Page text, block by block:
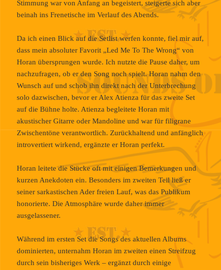
Stimmung war von Anfang an begeistert, steigerte sich aber
beinah ins Frenetische im Verlauf des Abends.
Da ich einen Blick auf die Setlist werfen konnte, fiel mir auf,
dass mein absoluter Favorit „Led Me To The Wrong“ von
Horan übersprungen wurde. Ich nutzte die Pause daher, um
nachzufragen, ob er den Song noch spielt. Horan nahm den
Wunsch auf und schob ihn direkt nach der Unterbrechung
solo dazwischen, bevor er Alex Atienza für das zweite Set
auf die Bühne holte. Atienza begleitete Horan mit
akustischer Gitarre oder Mandoline und war für filigrane
Zwischentöne verantwortlich. Zurückhaltend und anfänglich
introvertiert wirkend, ergänzte er Horan perfekt.
Horan leitete die Stücke oft mit einigen Bemerkungen und
kurzen Anekdoten ein. Besonders im zweiten Teil ließ er
seiner sarkastischen Ader freien Lauf, was das Publikum
honorierte. Die Atmosphäre wurde daher immer
ausgelassener.
Während im ersten Set die Songs des aktuellen Albums
dominierten, unternahm Horan im zweiten einen Streifzug
durch sein bisheriges Werk – ergänzt durch einige